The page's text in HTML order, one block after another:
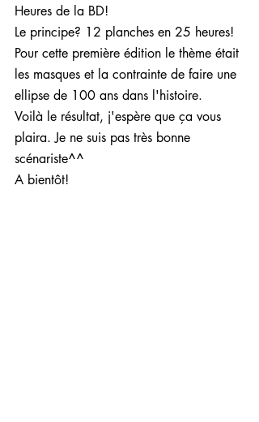
Heures de la BD!
Le principe? 12 planches en 25 heures!
Pour cette première édition le thème était
les masques et la contrainte de faire une
ellipse de 100 ans dans l'histoire.
Voilà le résultat, j'espère que ça vous
plaira. Je ne suis pas très bonne
scénariste^^
A bientôt!